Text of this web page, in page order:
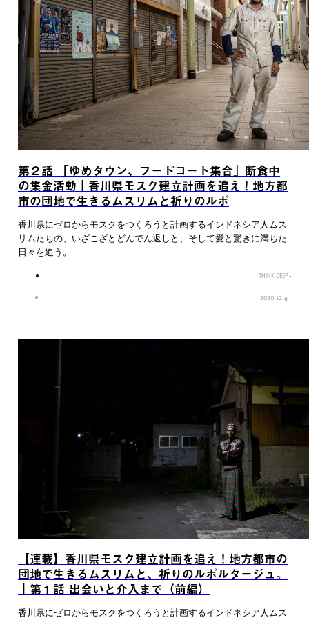
第２話 「ゆめタウン、フードコート集合」断食中
の集金活動｜香川県モスク建立計画を追え！地方都
市の団地で生きるムスリムと祈りのルポ
香川県にゼロからモスクをつくろうと計画するインドネシア人ムス
リムたちの、いざこざとどんでん返しと、そして愛と驚きに満ちた
日々を追う。
THINK DEEP·
2020.12.4·
【連載】香川県モスク建立計画を追え！地方都市の
団地で生きるムスリムと、祈りのルポルタージュ。
｜第１話 出会いと介入まで（前編）
香川県にゼロからモスクをつくろうと計画するインドネシア人ムス